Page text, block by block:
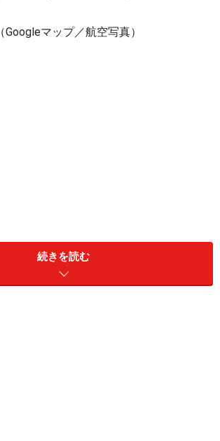
（Googleマップ／航空写真）
（同上／世界遺産＆見所マップ）
続きを読む